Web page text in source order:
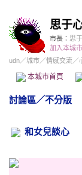
思于
市長： 思于
加入本城市
udn／城市／情感交流／
本城市首頁
討論區／不分版
和女兒談心